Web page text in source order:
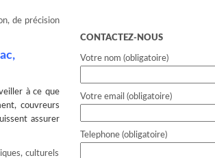
de précision
à ce que
couvreurs
assurer
culturels
CONTACTEZ-NOUS
Votre nom (obligatoire)
Votre email (obligatoire)
Telephone (obligatoire)